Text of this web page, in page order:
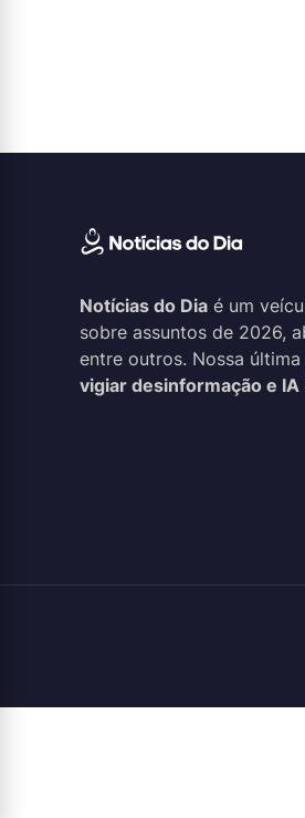
Notícias do Dia é um
sobre assuntos de 2026,
entre outros. Nossa
vigiar desinformação e IA